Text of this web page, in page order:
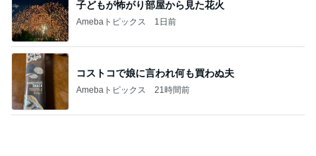
子どもが怖がり部屋から見た花火
Amebaトピックス 1日前
コストコで娘に言われ何も買わぬ夫
Amebaトピックス 21時間前